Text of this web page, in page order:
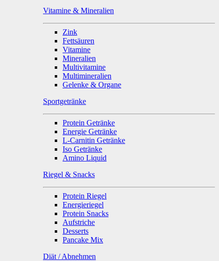
Vitamine & Mineralien
Zink
Fettsäuren
Vitamine
Mineralien
Multivitamine
Multimineralien
Gelenke & Organe
Sportgetränke
Protein Getränke
Energie Getränke
L-Carnitin Getränke
Iso Getränke
Amino Liquid
Riegel & Snacks
Protein Riegel
Energieriegel
Protein Snacks
Aufstriche
Desserts
Pancake Mix
Diät / Abnehmen